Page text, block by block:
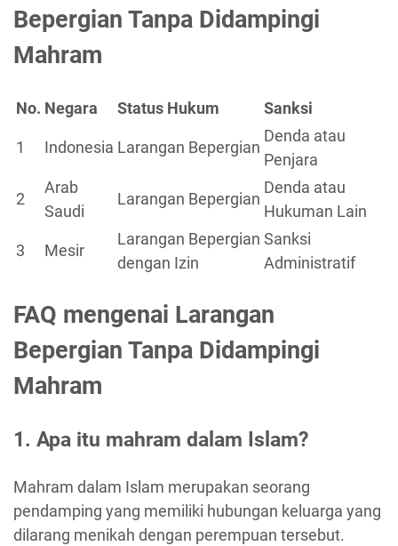
Bepergian Tanpa Didampingi
Mahram
No. Negara Status Hukum Sanksi
1 Indonesia Larangan Bepergian
Denda atau
Penjara
2
Arab
Saudi
Larangan Bepergian
Denda atau
Hukuman Lain
3 Mesir
Larangan Bepergian
dengan Izin
Sanksi
Administratif
FAQ mengenai Larangan
Bepergian Tanpa Didampingi
Mahram
1. Apa itu mahram dalam Islam?
Mahram dalam Islam merupakan seorang
pendamping yang memiliki hubungan keluarga yang
dilarang menikah dengan perempuan tersebut.